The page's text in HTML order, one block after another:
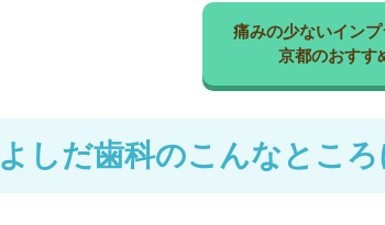
痛みの少ないインプ
京都のおすす
よしだ歯科のこんなところ